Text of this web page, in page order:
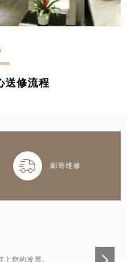
送修流程
 邮寄维修
您的发票。